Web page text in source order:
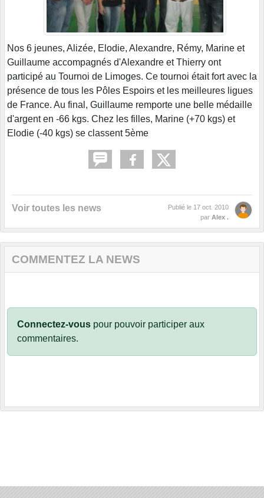
Nos 6 jeunes, Alizée, Elodie, Alexandre, Rémy, Marine et
Guillaume accompagnés d'Alexandre et Thierry ont
participé au Tournoi de Limoges. Ce tournoi était fort avec la
présence de tous les Pôles Espoirs et les meilleures ligues
de France. Au final, Guillaume remporte une belle médaille
d'argent en -66 kgs. Chez les filles, Marine (+70 kgs) et
Elodie (-40 kgs) se classent 5ème
Voir toutes les news Publié le 17 oct. 2010
par Alex .
COMMENTEZ LA NEWS
Connectez-vous pour pouvoir participer aux
commentaires.